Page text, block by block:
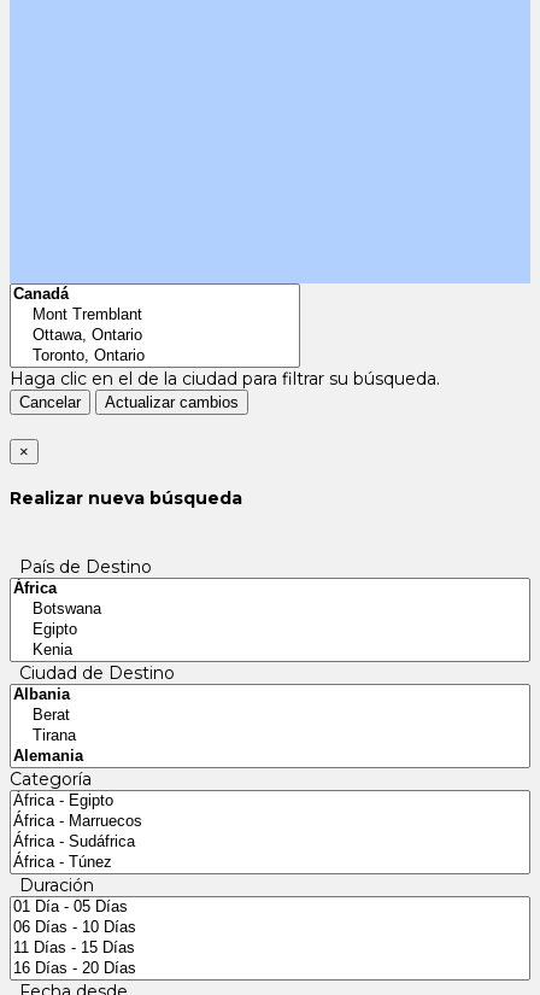
Haga clic en el de la ciudad para filtrar su búsqueda.
Cancelar Actualizar cambios
×
Realizar nueva búsqueda
País de Destino
Ciudad de Destino
Categoría
Duración